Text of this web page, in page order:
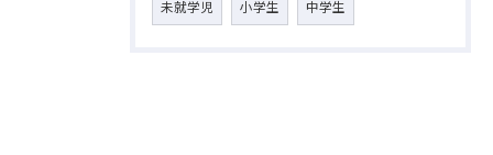
未就学児 小学生 中学生